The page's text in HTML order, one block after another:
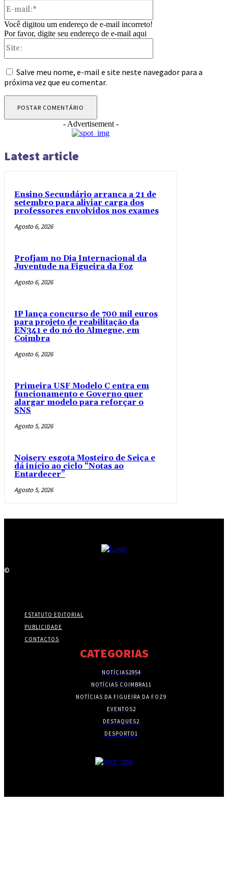
Você digitou um endereço de e-mail incorreto!
Por favor, digite seu endereço de e-mail aqui
Salve meu nome, e-mail e site neste navegador para a
próxima vez que eu comentar.
- Advertisement -
Latest article
Ensino Secundário arranca a 21 de
setembro para aliviar carga dos
professores envolvidos nos exames
Agosto 6, 2026
Profjam no Dia Internacional da
Juventude na Figueira da Foz
Agosto 6, 2026
IP lança concurso de 700 mil euros
para projeto de reabilitação da
EN341 e do nó do Almegue, em
Coimbra
Agosto 6, 2026
Primeira USF Modelo C entra em
funcionamento e Governo quer
alargar modelo para reforçar o
SNS
Agosto 5, 2026
Noiserv esgota Mosteiro de Seiça e
dá início ao ciclo “Notas ao
Entardecer”
Agosto 5, 2026
©
ESTATUTO EDITORIAL
PUBLICIDADE
CONTACTOS
CATEGORIAS
NOTÍCIAS2954
NOTÍCIAS COIMBRA11
NOTÍCIAS DA FIGUEIRA DA FOZ9
EVENTOS2
DESTAQUES2
DESPORTO1